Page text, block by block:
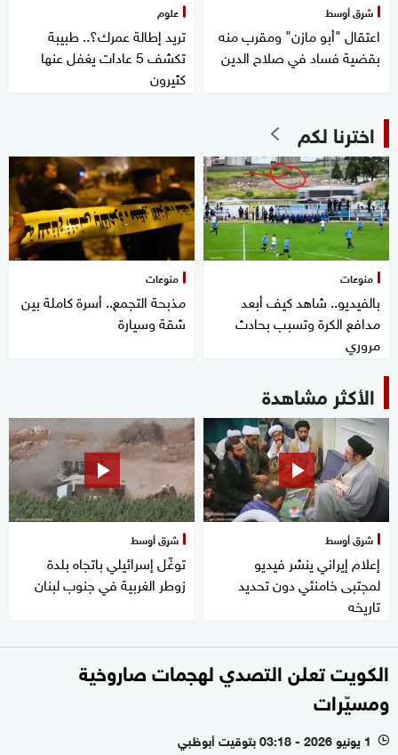
شرق أوسط
اعتقال "أبو مازن" ومقرب منه
بقضية فساد في صلاح الدين
علوم
تريد إطالة عمرك؟.. طبيبة
تكشف 5 عادات يغفل عنها
كثيرون
اخترنا لكم
منوعات
بالفيديو.. شاهد كيف أبعد
مدافع الكرة وتسبب بحادث
مروري
منوعات
مذبحة التجمع.. أسرة كاملة بين
شقة وسيارة
الأكثر مشاهدة
شرق أوسط
إعلام إيراني ينشر فيديو
لمجتبى خامنئي دون تحديد
تاريخه
شرق أوسط
توغّل إسرائيلي باتجاه بلدة
زوطر الغربية في جنوب لبنان
الكويت تعلن التصدي لهجمات صاروخية
ومسيّرات
l 1 يونيو 2026 - 03:18 بتوقيت أبوظبي